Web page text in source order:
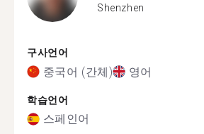
Shenzhen
구사언어
중국어 (간체) 영어
학습언어
스페인어